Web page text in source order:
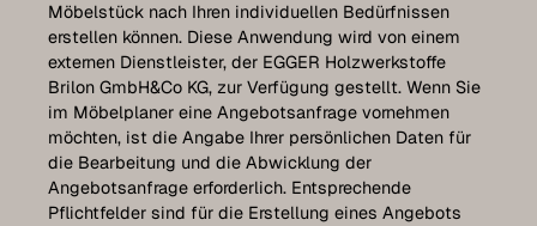
Möbelstück nach Ihren individuellen Bedürfnissen
erstellen können. Diese Anwendung wird von einem
externen Dienstleister, der EGGER Holzwerkstoffe
Brilon GmbH&Co KG, zur Verfügung gestellt. Wenn Sie
im Möbelplaner eine Angebotsanfrage vornehmen
möchten, ist die Angabe Ihrer persönlichen Daten für
die Bearbeitung und die Abwicklung der
Angebotsanfrage erforderlich. Entsprechende
Pflichtfelder sind für die Erstellung eines Angebots